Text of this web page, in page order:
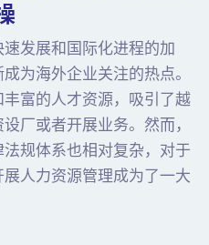
发展和国际化进程的加
为海外企业关注的热点。
富的人才资源，吸引了越
厂或者开展业务。然而，
规体系也相对复杂，对于
人力资源管理成为了一大